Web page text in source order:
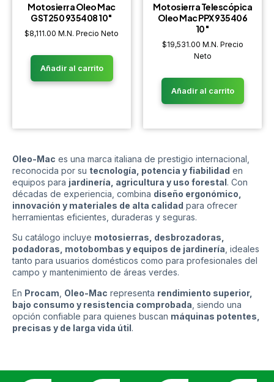
Motosierra Oleo Mac
GST250 935408 10″
$8,111.00 M.N. Precio Neto
Añadir al carrito
Motosierra Telescópica
Oleo Mac PPX 935406
10″
$19,531.00 M.N. Precio
Neto
Añadir al carrito
Oleo-Mac es una marca italiana de prestigio internacional,
reconocida por su tecnología, potencia y fiabilidad en
equipos para jardinería, agricultura y uso forestal. Con
décadas de experiencia, combina diseño ergonómico,
innovación y materiales de alta calidad para ofrecer
herramientas eficientes, duraderas y seguras.
Su catálogo incluye motosierras, desbrozadoras,
podadoras, motobombas y equipos de jardinería , ideales
tanto para usuarios domésticos como para profesionales del
campo y mantenimiento de áreas verdes.
En Procam Oleo-Mac representa rendimiento superior,
bajo consumo y resistencia comprobada , siendo una
opción confiable para quienes buscan máquinas potentes,
precisas y de larga vida útil.